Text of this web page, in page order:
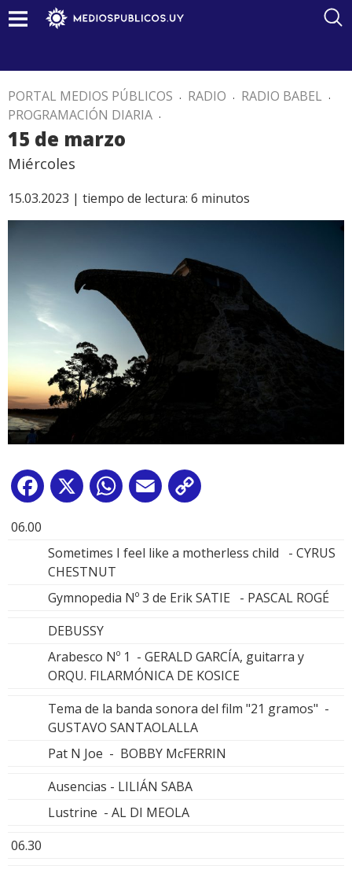
PORTAL MEDIOS PÚBLICOS . RADIO . RADIO BABEL .
PROGRAMACIÓN DIARIA .
15 de marzo
Miércoles
15.03.2023 | tiempo de lectura: 6 minutos
Facebook
X WhatsApp
Email
06.00
Sometimes I feel like a motherless child - CYRUS
CHESTNUT
Gymnopedia Nº 3 de Erik SATIE - PASCAL ROGÉ
DEBUSSY
Arabesco Nº 1 - GERALD GARCÍA, guitarra y
ORQU. FILARMÓNICA DE KOSICE
Tema de la banda sonora del film "21 gramos" -
GUSTAVO SANTAOLALLA
Pat N Joe - BOBBY McFERRIN
Ausencias - LILIÁN SABA
Lustrine - AL DI MEOLA
06.30